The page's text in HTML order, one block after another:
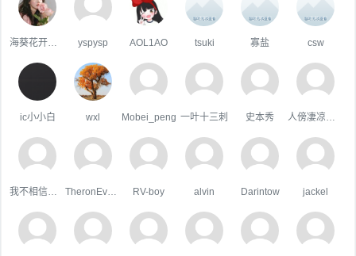
yspysp AOL1AO tsuki 寡盐 csw
ic小小白 wxl Mobei_peng 一叶十三刺 史本秀
RV-boy alvin Darintow jackel